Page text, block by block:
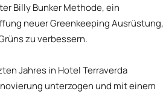
Billy Bunker Methode, ein
neuer Greenkeeping Ausrüstung,
zu verbessern.
Jahres in Hotel Terraverda
unterzogen und mit einem